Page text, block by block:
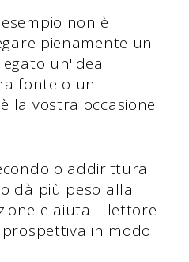
non è
pienamente un
un'idea
fonte o un
la vostra occasione
o addirittura
dà più peso alla
e aiuta il lettore
in modo